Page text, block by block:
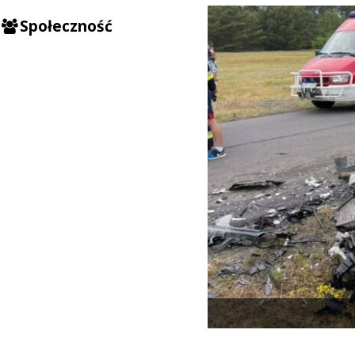
Społeczność